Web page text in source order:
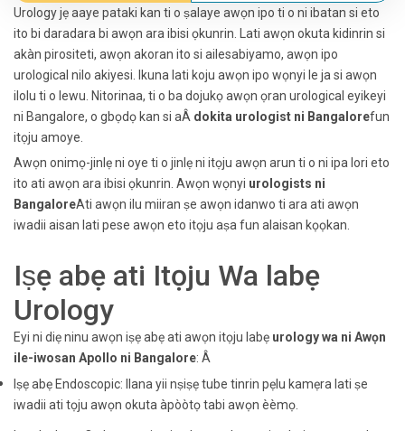
Urology jẹ aaye pataki kan ti o ṣalaye awọn ipo ti o ni ibatan si eto
ito bi daradara bi awọn ara ibisi ọkunrin. Lati awọn okuta kidinrin si
akàn pirositeti, awọn akoran ito si ailesabiyamo, awọn ipo
urological nilo akiyesi. Ikuna lati koju awọn ipo wọnyi le ja si awọn
ilolu ti o lewu. Nitorinaa, ti o ba dojukọ awọn ọran urological eyikeyi
ni Bangalore, o gbọdọ kan si aÂ dokita urologist ni Bangalorefun
itọju amoye.
Awọn onimọ-jinlẹ ni oye ti o jinlẹ ni itọju awọn arun ti o ni ipa lori eto
ito ati awọn ara ibisi ọkunrin. Awọn wọnyi urologists ni
BangaloreAti awọn ilu miiran ṣe awọn idanwo ti ara ati awọn
iwadii aisan lati pese awọn eto itọju aṣa fun alaisan kọọkan.
Iṣẹ abẹ ati Itọju Wa labẹ
Urology
Eyi ni diẹ ninu awọn iṣẹ abẹ ati awọn itọju labẹ urology wa ni Awọn
ile-iwosan Apollo ni Bangalore: Â
Iṣẹ abẹ Endoscopic: Ilana yii nṣiṣẹ tube tinrin pẹlu kamẹra lati ṣe
iwadii ati tọju awọn okuta àpòòtọ tabi awọn èèmọ.